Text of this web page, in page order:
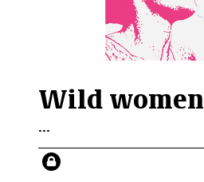
Wild women
...